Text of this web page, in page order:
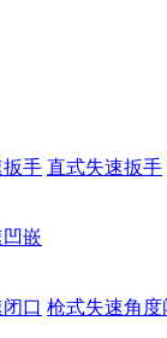
手 直式失速扳手
嵌
口 枪式失速角度